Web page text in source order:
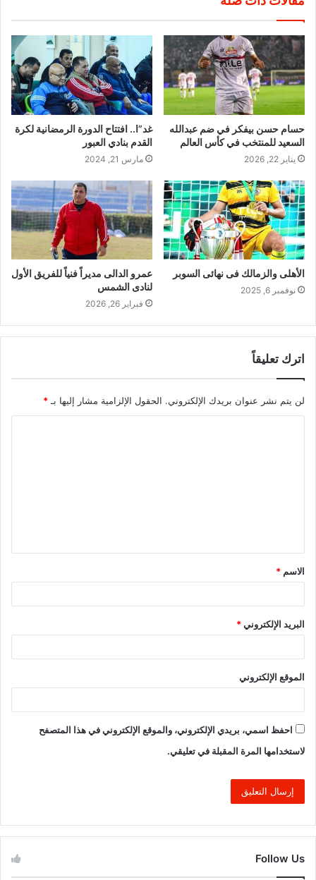
حسام حسن بيفكر في ضم عبدالله
السعيد للمنتخب في كأس العالم
يناير 22, 2026
غد”ا.. افتتاح الدورة الرمضانية لكرة
القدم بنادي العبور
مارس 21, 2024
الأهلى والزمالك فى نهائى السوبر
نوفمبر 6, 2025
عمرو الدالى مديراً فنياً للفريق الأول
لنادى الشمس
فبراير 26, 2026
اترك تعليقاً
لن يتم نشر عنوان بريدك الإلكتروني. الحقول الإلزامية مشار إليها بـ*
ق
*
الاسم *
البريد الإلكتروني*
الموقع الإلكتروني
احفظ اسمي، بريدي الإلكتروني، والموقع الإلكتروني في هذا المتصفح
لاستخدامها المرة المقبلة في تعليقي.
Follow Us